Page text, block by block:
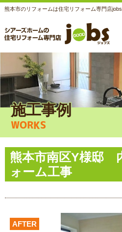
熊本市のリフォームは住宅リフォーム専門店
施工事例
WORKS
熊本市南区Y様邸
ォーム工事
AFTER